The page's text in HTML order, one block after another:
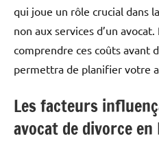
qui joue un rôle crucial dans
non aux services d’un
comprendre ces coûts avant
permettra de planifier votre
Les facteurs
avocat de divorce en